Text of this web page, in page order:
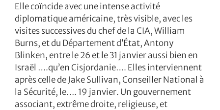
Elle coïncide avec une intense activité
diplomatique américaine, très visible, avec les
visites successives du chef de la CIA, William
Burns, et du Département d’État, Antony
Blinken, entre le 26 et le 31 janvier aussi bien en
Israël ….qu’en Cisjordanie…. Elles interviennent
après celle de Jake Sullivan, Conseiller National à
la Sécurité, le…. 19 janvier. Un gouvernement
associant, extrême droite, religieuse, et